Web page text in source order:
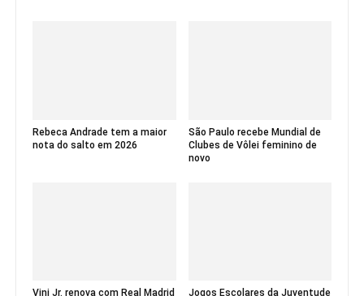
Rebeca Andrade tem a maior
nota do salto em 2026
São Paulo recebe Mundial de
Clubes de Vôlei feminino de
novo
Vini Jr. renova com Real Madrid
Jogos Escolares da Juventude